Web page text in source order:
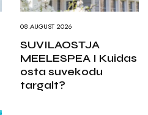
08.AUGUST 2026
SUVILAOSTJA
MEELESPEA I Kuidas
osta suvekodu
targalt?